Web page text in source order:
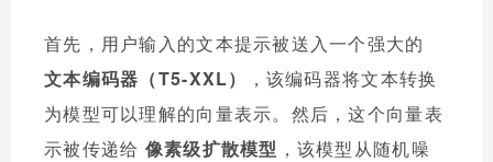
首先，用户输入的文本提示被送入一个强大的
文本编码器（T5-XXL）
，该编码器将文本转换
为模型可以理解的向量表示。然后，这个向量表
示被传递给 像素级扩散模型 ，该模型从随机噪